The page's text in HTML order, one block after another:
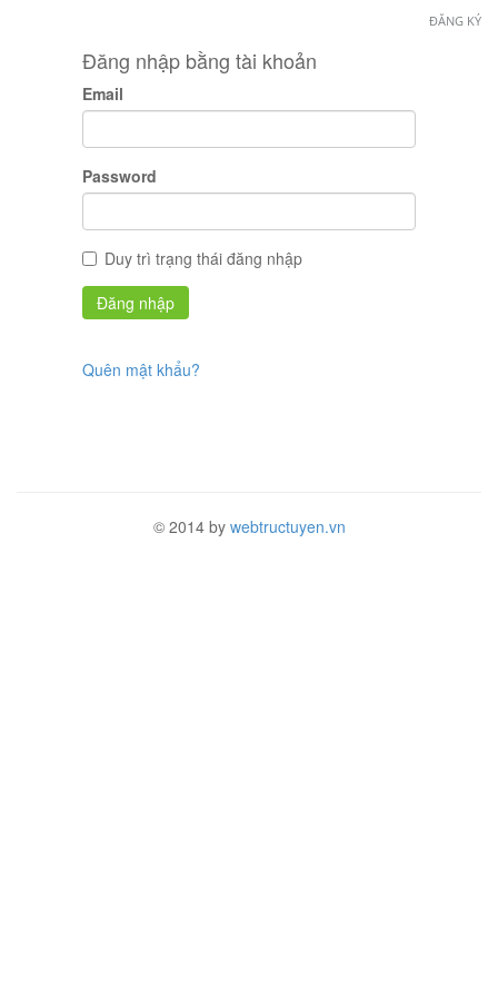
ĐĂNG KÝ
Đăng nhập bằng tài khoản
Email
Password
Duy trì trạng thái đăng nhập
Quên mật khẩu?
© 2014 by webtructuyen.vn